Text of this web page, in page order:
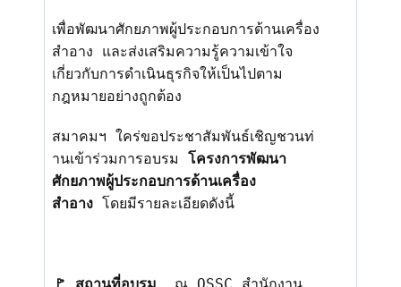
เพื่อพัฒนาศักยภาพผู้ประกอบการด้านเครื่อง
สำอาง และส่งเสริมความรู้ความเข้าใจ
เกี่ยวกับการดำเนินธุรกิจให้เป็นไปตาม
กฎหมายอย่างถูกต้อง
สมาคมฯ ใคร่ขอประชาสัมพันธ์เชิญชวนท่
านเข้าร่วมการอบรม
โครงการพัฒนา
ศักยภาพผู้ประกอบการด้านเครื่อง
สำอาง โดยมีรายละเอียดดังนี้